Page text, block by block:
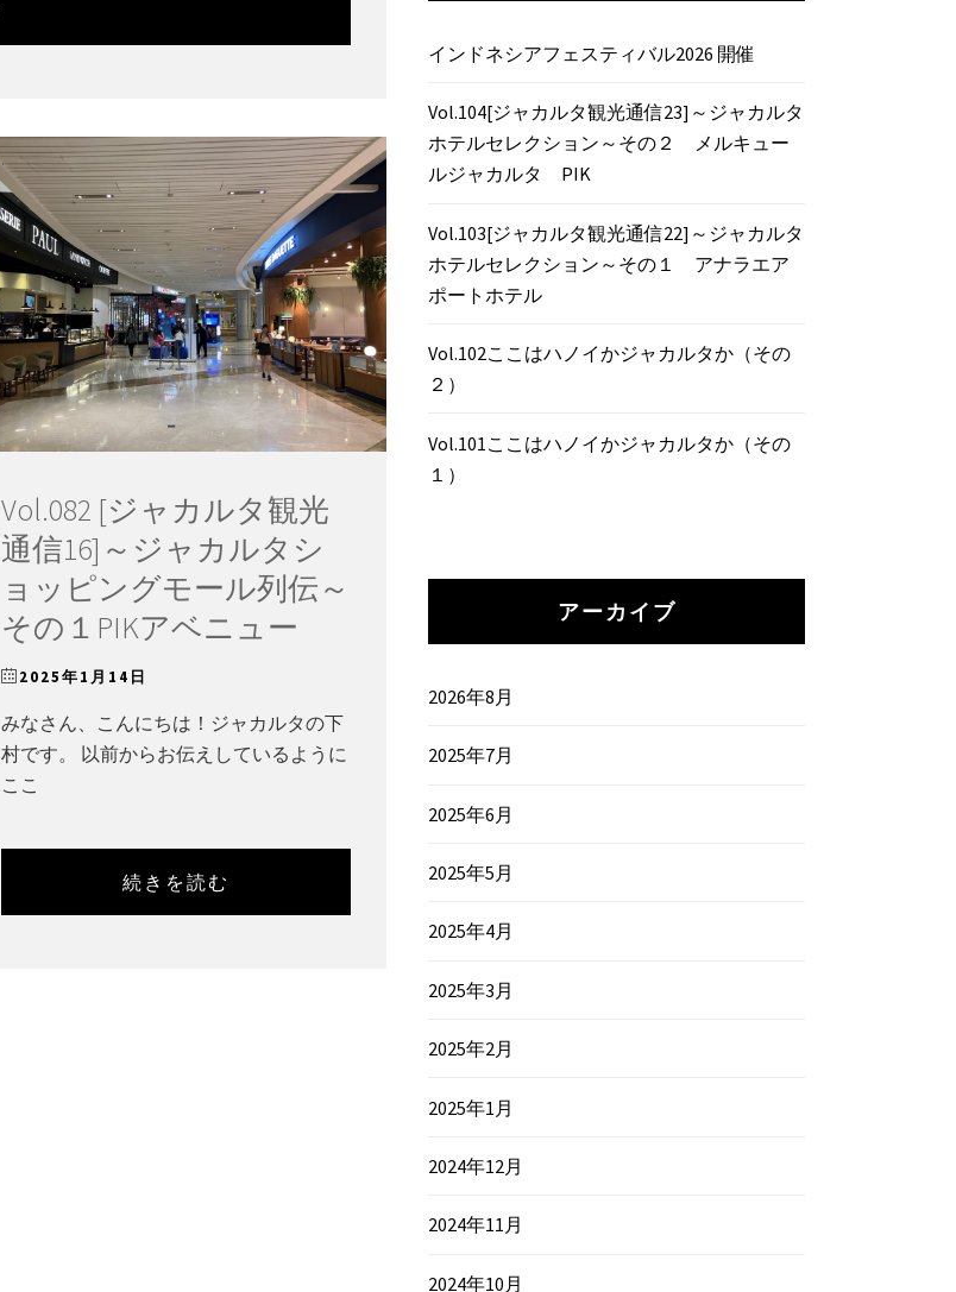
Vol.082 [ジャカルタ観光
通信16]～ジャカルタシ
ョッピングモール列伝～
その１PIKアベニュー
2025年1月14日
みなさん、こんにちは！ジャカルタの下
村です。 以前からお伝えしているように
ここ
続きを読む
インドネシアフェスティバル2026 開催
Vol.104[ジャカルタ観光通信23]～ジャカルタ
ホテルセレクション～その２ メルキュー
ルジャカルタ PIK
Vol.103[ジャカルタ観光通信22]～ジャカルタ
ホテルセレクション～その１ アナラエア
ポートホテル
Vol.102ここはハノイかジャカルタか（その
２）
Vol.101ここはハノイかジャカルタか（その
１）
アーカイブ
2026年8月
2025年7月
2025年6月
2025年5月
2025年4月
2025年3月
2025年2月
2025年1月
2024年12月
2024年11月
2024年10月